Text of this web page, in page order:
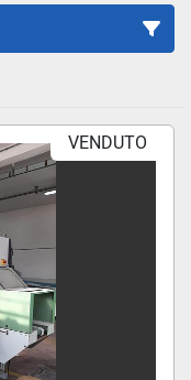
VENDUTO